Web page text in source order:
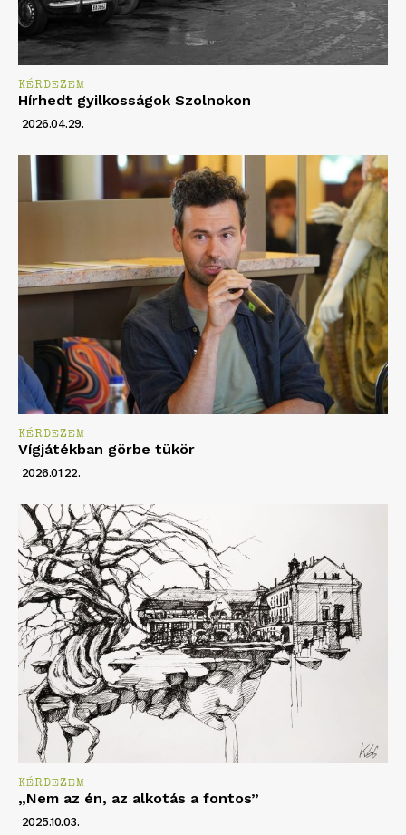
KÉRDEZEM
Hírhedt gyilkosságok Szolnokon
2026.04.29.
KÉRDEZEM
Vígjátékban görbe tükör
2026.01.22.
KÉRDEZEM
„Nem az én, az alkotás a fontos”
2025.10.03.